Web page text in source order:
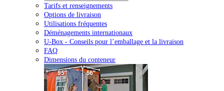
Tarifs et renseignements
Options de livraison
Utilisations fréquentes
Déménagements internationaux
U-Box - Conseils pour l’emballage et la livraison
FAQ
Dimensions du conteneur